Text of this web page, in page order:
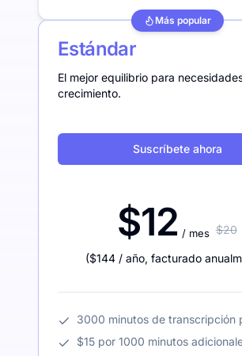
Más popular
Estándar
El mejor equilibrio para
crecimiento.
Suscríbete ahora
$12 / mes $20
($144 / año, facturado
3000 minutos de transcripción
$15 por 1000 minutos